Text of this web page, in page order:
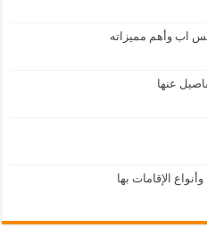
اب وأهم مميزاته
الإقامات بها